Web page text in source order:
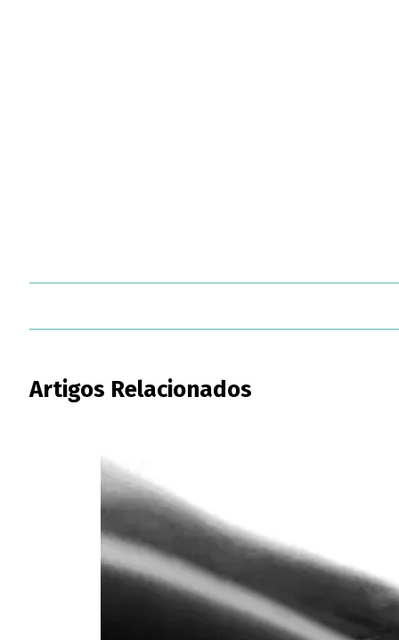
Artigos Relacionados